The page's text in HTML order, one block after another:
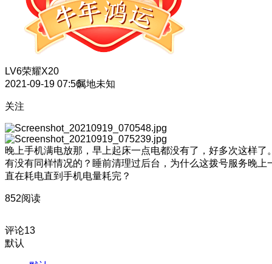
LV6荣耀X20
2021-09-19 07:56属地未知
关注
晚上手机满电放那，早上起床一点电都没有了，好多次这样了
有没有同样情况的？睡前清理过后台，为什么这拨号服务晚上
直在耗电直到手机电量耗完？
852阅读
评论13
默认